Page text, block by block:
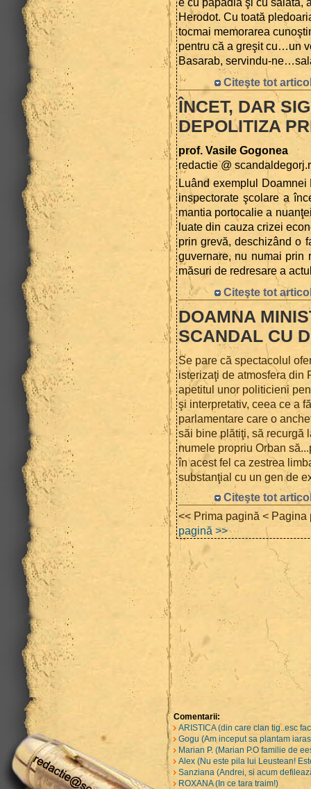
e cu păpădia şi cu salata,
Herodot. Cu toată
tocmai memorarea
pentru că a greşit cu…un
Basarab, servindu-
Citeşte tot
ÎNCET, DAR
DEPOLITIZA
prof. Vasile Gogonea
redactie @
Luând exemplul
inspectorate şcolare a
mantia portocalie a
luate din cauza crizei
prin grevă, deschizând o
guvernare, nu numai prin
măsuri de redresare a
Citeşte tot
DOAMNA
SCANDAL CU
Se pare că spectacolul
isterizaţi de atmosfera din
apetitul unor politicieni
şi interpretativ, ceea ce a
parlamentare care o
săi bine plătiţi, să recurgă
numele propriu Orban
în acest fel ca zestrea
substanţial cu un gen de
Citeşte tot
<< Prima pagină <
pagină >>
Comentarii:
ARISTICA (din care clan tig..esc
Gogu (Am inceput sa plantam
Marian P. (Marian P.O familie de
Alex (Nu este pila lui Leustean!
Sanziana (Andrei, si acum
ROXANA (In ce tara traim!)